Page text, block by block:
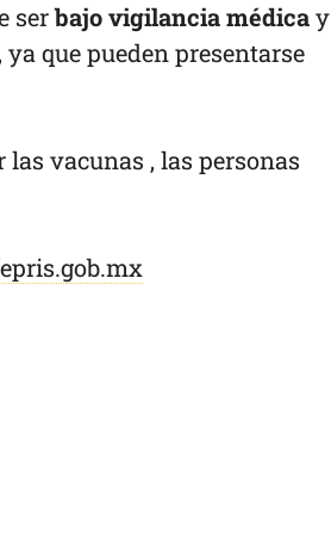
serbajo vigilancia médicay
que pueden presentarse
vacunas , las personas